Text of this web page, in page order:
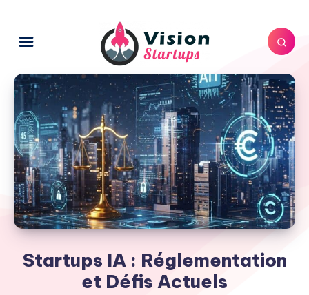
Startups IA : Réglementation
et Défis Actuels